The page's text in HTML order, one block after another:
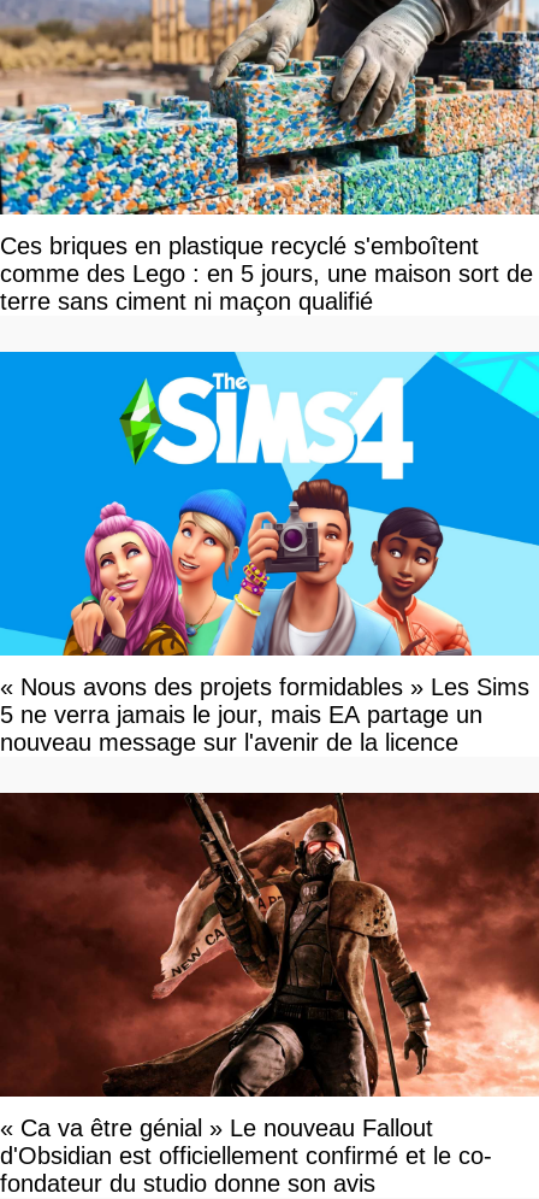
Ces briques en plastique recyclé s'emboîtent
comme des Lego : en 5 jours, une maison sort de
terre sans ciment ni maçon qualifié
« Nous avons des projets formidables » Les Sims
5 ne verra jamais le jour, mais EA partage un
nouveau message sur l'avenir de la licence
« Ca va être génial » Le nouveau Fallout
d'Obsidian est officiellement confirmé et le co-
fondateur du studio donne son avis